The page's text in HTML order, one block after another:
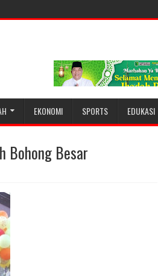
EKONOMI SPORTS EDUKASI
Bohong Besar